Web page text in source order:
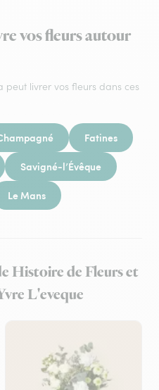
vos fleurs autour
peut livrer vos fleurs dans ces
Fatines
Savigné-l’Évêque
Le Mans
Histoire de Fleurs et
L'eveque